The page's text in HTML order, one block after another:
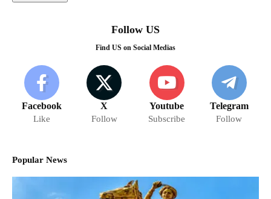
Follow US
Find US on Social Medias
Facebook
Like
X
Follow
Youtube
Subscribe
Telegram
Follow
Popular News